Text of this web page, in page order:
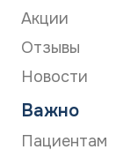
Акции
Отзывы
Новости
Важно
Пациентам